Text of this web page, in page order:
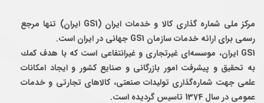
مرکز ملی شماره گذاری کالا و خدمات ایران (GS1 ایران) تنها مرجع
رسمی برای ارائه خدمات سازمان GS1 جهانی در ایران است.
GS1 ایران، موسسه‌ای غيرتجاری و غيرانتفاعی است كه با هدف كمك
به تحقيق و پيشرفت امور بازرگانی و صنايع كشور و ايجاد امكانات
علمی جهت شماره‌گذاری توليدات صنعتی، كالاهای تجارتی و خدمات
عمومی در سال 1374 تاسيس گرديده است.